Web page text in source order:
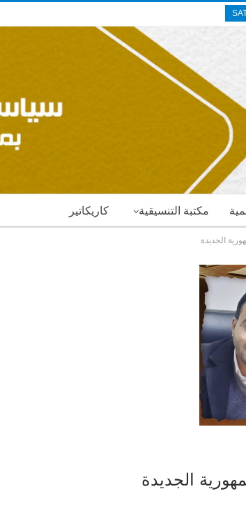
كاريكاتير مكتبة التنسيقية
الجديدة
الجديدة